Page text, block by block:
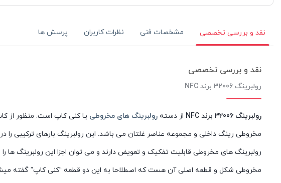
نقد و بررسی تخصصی مشخصات فنی نظرات کاربران پرسش ها
نقد و بررسی تخصصی
رولبرینگ 32006 برند NFC
رولبرینگ 32006 برند NFC از دسته رولبرینگ های مخروطی یا کنی کاپ است. منظور از
مخروطی رینگ داخلی و مجموعه عناصر غلتان می باشد. این رولبرینگ بارهای ترکیبی
رولبرینگ های مخروطی قابلیت تفکیک و تعویض دارند و می توان اجزا این رولبرینگ
مخروطی شکل و قطعه اصلی آن هست که اصطلاحا به این دو قطعه “کنی کاپ” گفته